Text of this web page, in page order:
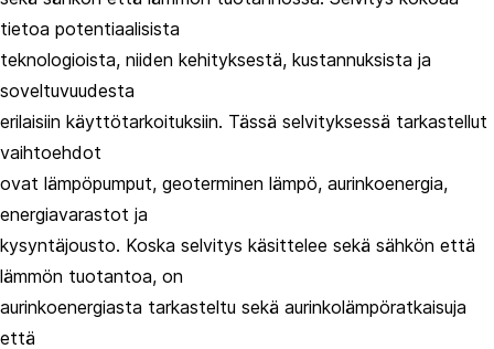
tietoa potentiaalisista
teknologioista, niiden kehityksestä, kustannuksista ja
soveltuvuudesta
erilaisiin käyttötarkoituksiin. Tässä selvityksessä tarkastellut
vaihtoehdot
ovat lämpöpumput, geoterminen lämpö, aurinkoenergia,
energiavarastot ja
kysyntäjousto. Koska selvitys käsittelee sekä sähkön että
lämmön tuotantoa, on
aurinkoenergiasta tarkasteltu sekä aurinkolämpöratkaisuja
että